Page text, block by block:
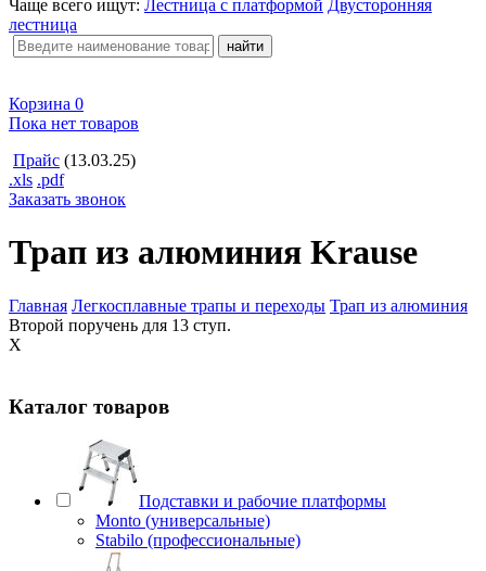
Чаще всего ищут: Лестница с платформой Двусторонняя
лестница
Корзина 0
Пока нет товаров
Прайс (13.03.25)
.xls .pdf
Заказать звонок
Трап из алюминия Krause
Главная Легкосплавные трапы и переходы Трап из алюминия
Второй поручень для 13 ступ.
X
Каталог товаров
Подставки и рабочие платформы
Monto (универсальные)
Stabilo (профессиональные)